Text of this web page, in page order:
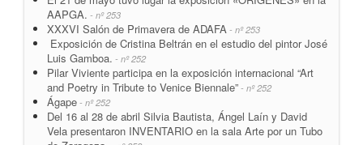
AAPGA. - nº 253
XXXVI Salón de Primavera de ADAFA - nº 253
Exposición de Cristina Beltrán en el estudio del pintor José
Luis Gamboa. - nº 252
Pilar Viviente participa en la exposición internacional “Art
and Poetry in Tribute to Venice Biennale” - nº 252
Ágape - nº 252
Del 16 al 28 de abril Silvia Bautista, Ángel Laín y David
Vela presentaron INVENTARIO en la sala Arte por un Tubo